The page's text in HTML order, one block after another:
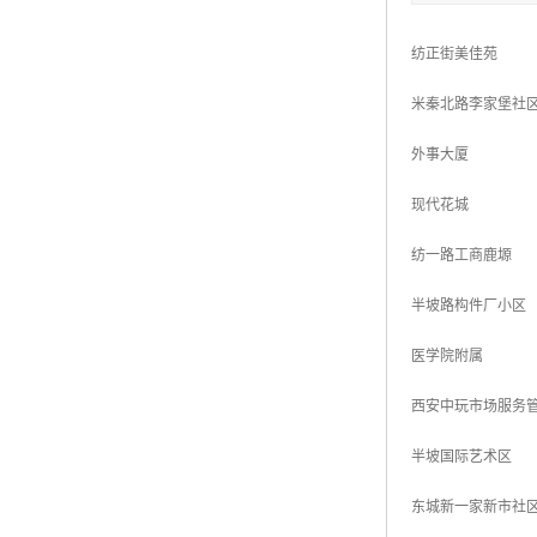
纺正街美佳苑
米秦北路李家堡社区
外事大厦
现代花城
纺一路工商鹿塬
半坡路构件厂小区
医学院附属
西安中玩市场服务
半坡国际艺术区
东城新一家新市社区